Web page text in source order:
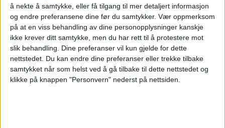
å nekte å samtykke, eller få tilgang til mer detaljert informasjon
og endre preferansene dine før du samtykker. Vær oppmerksom
på at en viss behandling av dine personopplysninger kanskje
ikke krever ditt samtykke, men du har rett til å protestere mot
slik behandling. Dine preferanser vil kun gjelde for dette
nettstedet. Du kan endre dine preferanser eller trekke tilbake
samtykket når som helst ved å gå tilbake til dette nettstedet og
klikke på knappen "Personvern" nederst på nettsiden.